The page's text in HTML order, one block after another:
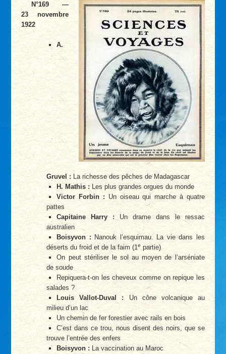
N°169 —
23 novembre
1922
A.
Gruvel :La richesse des pêches de Madagascar
H. Mathis : Les plus grandes orgues du monde
Victor Forbin :Un oiseau qui marche à quatre
pattes
Capitaine Harry : Un drame dans le ressac
australien
Boisyvon : Nanouk l’esquimau. La vie dans les
déserts du froid et de la faim (1e partie)
On peut stériliser le sol au moyen de l’arséniate
de soude
Repiquera-t-on les cheveux comme on repique les
salades ?
Louis Vallot-Duval : Un cône volcanique au
milieu d’un lac
Un chemin de fer forestier avec rails en bois
C’est dans ce trou, nous disent des noirs, que se
trouve l’entrée des enfers
Boisyvon : La vaccination au Maroc